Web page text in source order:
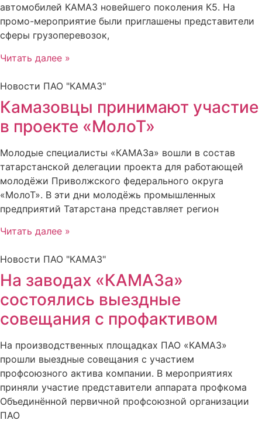
автомобилей КАМАЗ новейшего поколения К5. На
промо-мероприятие были приглашены представители
сферы грузоперевозок,
Читать далее »
Новости ПАО "КАМАЗ"
Камазовцы принимают участие
в проекте «МолоТ»
Молодые специалисты «КАМАЗа» вошли в состав
татарстанской делегации проекта для работающей
молодёжи Приволжского федерального округа
«МолоТ». В эти дни молодёжь промышленных
предприятий Татарстана представляет регион
Читать далее »
Новости ПАО "КАМАЗ"
На заводах «КАМАЗа»
состоялись выездные
совещания с профактивом
На производственных площадках ПАО «КАМАЗ»
прошли выездные совещания с участием
профсоюзного актива компании. В мероприятиях
приняли участие представители аппарата профкома
Объединённой первичной профсоюзной организации
ПАО